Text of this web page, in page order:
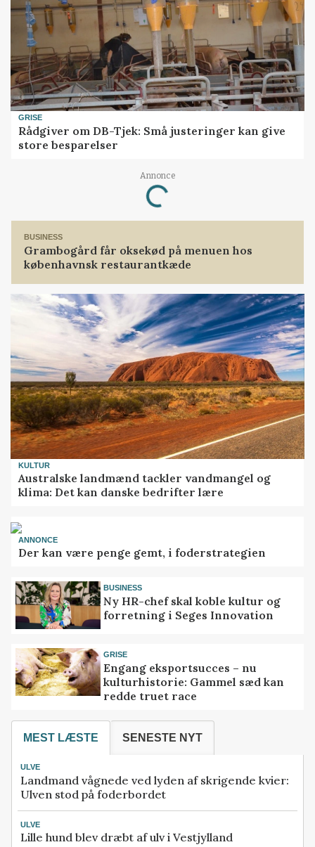
GRISE
Rådgiver om DB-Tjek: Små justeringer kan give
store besparelser
Annonce
Loading...
BUSINESS
Grambogård får oksekød på menuen hos
københavnsk restaurantkæde
KULTUR
Australske landmænd tackler vandmangel og
klima: Det kan danske bedrifter lære
ANNONCE
Der kan være penge gemt, i foderstrategien
BUSINESS
Ny HR-chef skal koble kultur og
forretning i Seges Innovation
GRISE
Engang eksportsucces – nu
kulturhistorie: Gammel sæd kan
redde truet race
MEST LÆSTE SENESTE NYT
ULVE
Landmand vågnede ved lyden af skrigende kvier:
Ulven stod på foderbordet
ULVE
Lille hund blev dræbt af ulv i Vestjylland